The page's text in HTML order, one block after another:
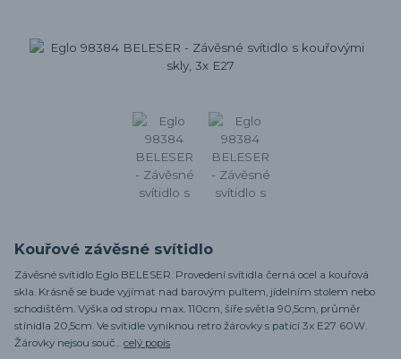
Kouřové závěsné svítidlo
Závěsné svítidlo Eglo BELESER. Provedení svítidla černá ocel a kouřová
skla. Krásně se bude vyjímat nad barovým pultem, jídelním stolem nebo
schodištěm. Výška od stropu max. 110cm, šíře světla 90,5cm, průměr
stínidla 20,5cm. Ve svítidle vyniknou retro žárovky s paticí 3x E27 60W.
Žárovky nejsou souč... celý popis